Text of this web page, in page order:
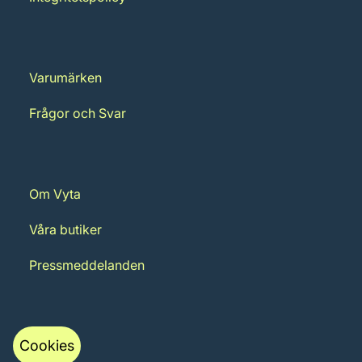
Varumärken
Frågor och Svar
Om Vyta
Våra butiker
Pressmeddelanden
Cookies